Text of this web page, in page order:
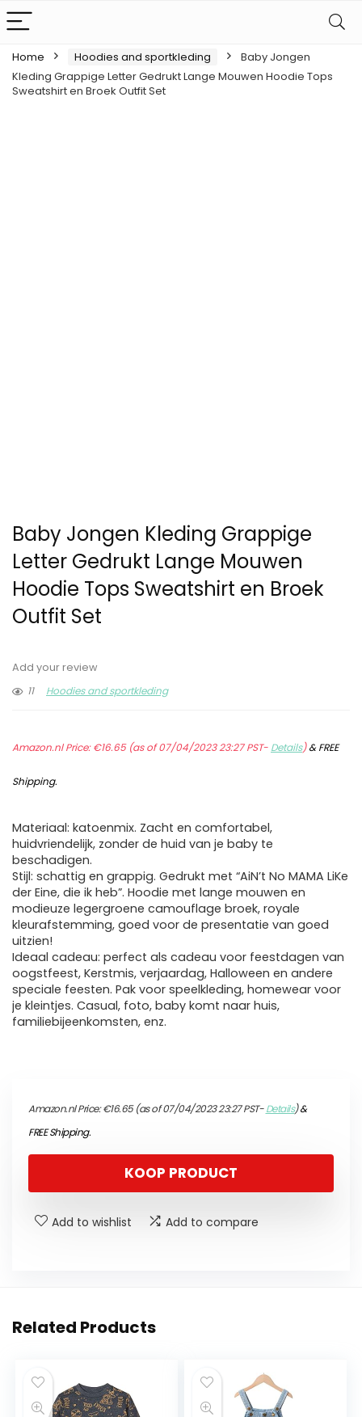
Home Hoodies and sportkleding
Baby Jongen
Kleding Grappige Letter Gedrukt Lange Mouwen Hoodie Tops
Sweatshirt en Broek Outfit Set
Baby Jongen Kleding Grappige
Letter Gedrukt Lange Mouwen
Hoodie Tops Sweatshirt en Broek
Outfit Set
Add your review
11
Hoodies and sportkleding
Amazon.nl Price:€16.65(as of 07/04/2023 23:27 PST- Details)&FREE
Shipping.
Materiaal: katoenmix. Zacht en comfortabel,
huidvriendelijk, zonder de huid van je baby te
beschadigen.
Stijl: schattig en grappig. Gedrukt met “AiN’t No MAMA LiKe
der Eine, die ik heb”. Hoodie met lange mouwen en
modieuze legergroene camouflage broek, royale
kleurafstemming, goed voor de presentatie van goed
uitzien!
Ideaal cadeau: perfect als cadeau voor feestdagen van
oogstfeest, Kerstmis, verjaardag, Halloween en andere
speciale feesten. Pak voor speelkleding, homewear voor
je kleintjes. Casual, foto, baby komt naar huis,
familiebijeenkomsten, enz.
Amazon.nl Price:€16.65(as of 07/04/2023 23:27 PST-Details)&
FREE Shipping.
KOOP PRODUCT
Add to wishlist Add to compare
Related Products